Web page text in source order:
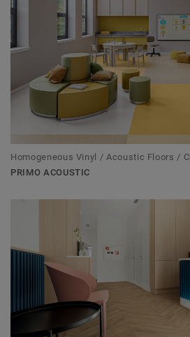
Homogeneous Vinyl / Acoustic Floors /
PRIMO ACOUSTIC